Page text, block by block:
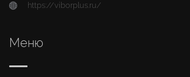
https://viborplus.ru/
Меню